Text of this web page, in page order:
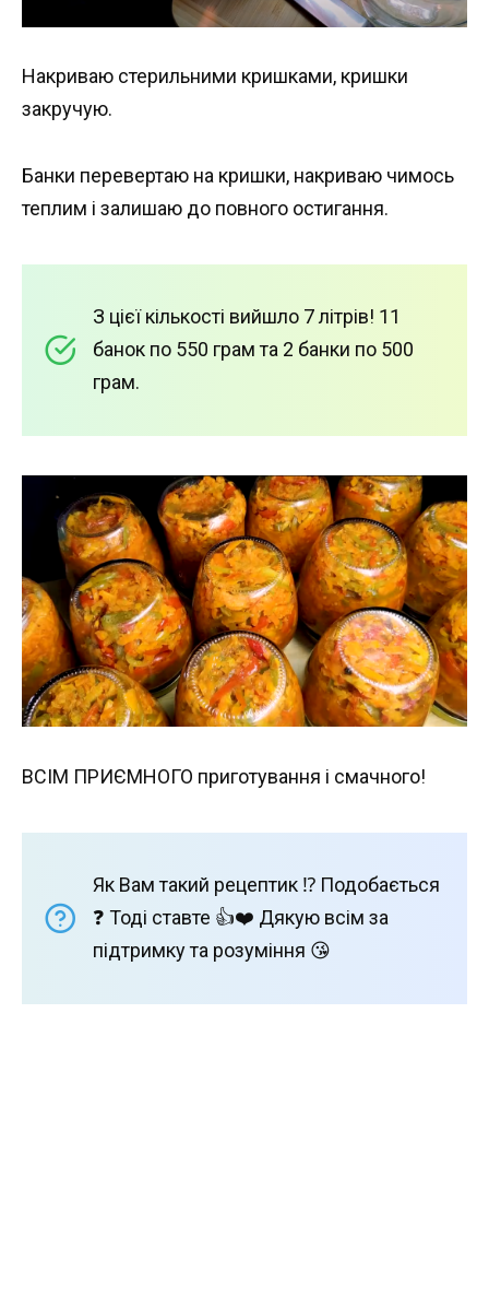
Накриваю стерильними кришками, кришки
закручую.
Банки перевертаю на кришки, накриваю чимось
теплим і залишаю до повного остигання.
З цієї кількості вийшло 7 літрів! 11
банок по 550 грам та 2 банки по 500
грам.
ВСІМ ПРИЄМНОГО приготування і смачного!
Як Вам такий рецептик ⁉️ Подобається
❓ Тоді ставте 👍❤️ Дякую всім за
підтримку та розуміння 😘